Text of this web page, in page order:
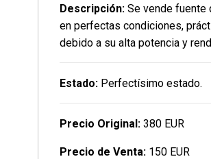
Descripción: Se vende fuente
en perfectas condiciones,
debido a su alta potencia y
Estado: Perfectísimo estado.
Precio Original: 380 EUR
Precio de Venta: 150 EUR